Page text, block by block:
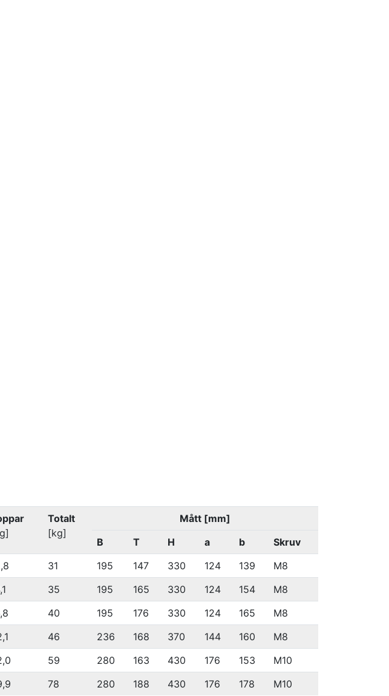
Totalt
[kg]
Mått [mm]
B
T H a b
Skruv
31 195 147 330 124 139
M8
35 195 165 330 124 154
M8
40 195 176 330 124 165
M8
46 236 168 370 144 160
M8
59 280 163 430 176 153
M10
78 280 188 430 176 178 M10